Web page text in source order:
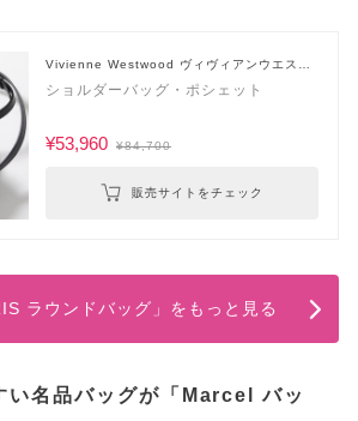
Vivienne Westwood ヴィヴィアンウエスト
ショルダーバッグ・ポシェット
¥53,960 ¥84,700
販売サイトをチェック
ラウンドバッグ」をもっと見る
い名品バッグが「Marcel バッ